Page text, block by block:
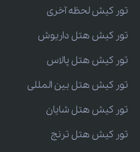
تور کیش لحظه آخری
تور کیش هتل داریوش
تور کیش هتل پالاس
تور کیش هتل بین المللی
تور کیش هتل شایان
تور کیش هتل ترنج